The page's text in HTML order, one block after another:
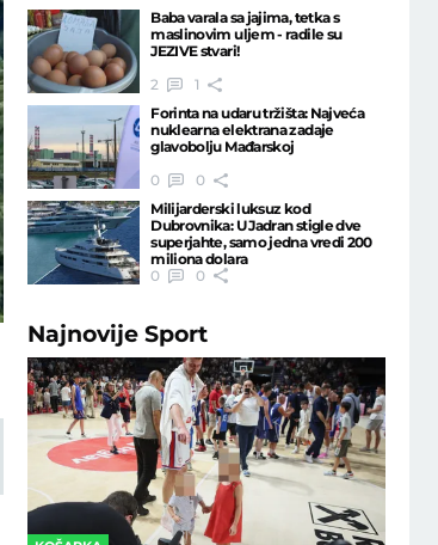
Baba varala sa jajima, tetka s
maslinovim uljem - radile su
JEZIVE stvari!
2
1
Forinta na udaru tržišta: Najveća
nuklearna elektrana zadaje
glavobolju Mađarskoj
0
0
Milijarderski luksuz kod
Dubrovnika: U Jadran stigle dve
superjahte, samo jedna vredi 200
miliona dolara
0
0
NajnovijeSport